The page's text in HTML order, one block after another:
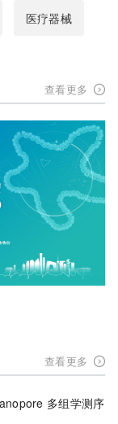
医疗器械
查看更多
查看更多
多组学测序